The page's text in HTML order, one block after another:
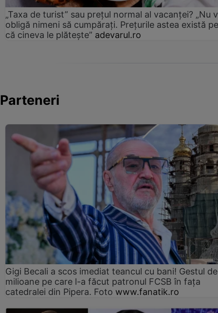
„Taxa de turist” sau prețul normal al vacanței? „Nu
obligă nimeni să cumpărați. Prețurile astea există
că cineva le plătește” adevarul.ro
Parteneri
Gigi Becali a scos imediat teancul cu bani! Gestul de
milioane pe care l-a făcut patronul FCSB în fața
catedralei din Pipera. Foto www.fanatik.ro